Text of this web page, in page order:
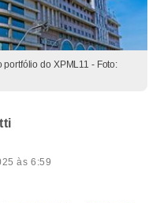
do XPML11 - Foto:
às 6:59